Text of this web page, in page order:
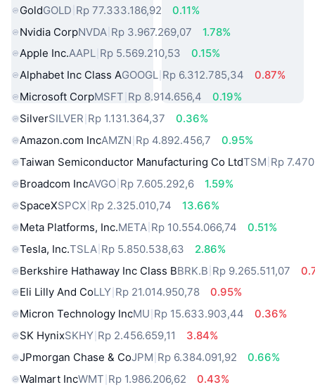
GoldGOLD Rp 77.333.186,92
0.11%
Nvidia CorpNVDA Rp 3.967.269,07
1.78%
Apple Inc.AAPL Rp 5.569.210,53
0.15%
Alphabet Inc Class AGOOGL Rp 6.312.785,34
0.87%
Microsoft CorpMSFT Rp 8.914.656,4
0.19%
SilverSILVER Rp 1.131.364,37
0.36%
Amazon.com IncAMZN Rp 4.892.456,7
0.95%
Taiwan Semiconductor Manufacturing Co LtdTSM Rp
Broadcom IncAVGO Rp 7.605.292,6
1.59%
SpaceXSPCX Rp 2.325.010,74
13.66%
Meta Platforms, Inc.META Rp 10.554.066,74
0.51%
Tesla, Inc.TSLA Rp 5.850.538,63
2.86%
Berkshire Hathaway Inc Class BBRK.B Rp 9.265.511,07
Eli Lilly And CoLLY Rp 21.014.950,78
0.95%
Micron Technology IncMU Rp 15.633.903,44
0.36%
SK HynixSKHY Rp 2.456.659,11
3.84%
JPmorgan Chase & CoJPM Rp 6.384.091,92
0.66%
Walmart IncWMT Rp 1.986.206,62 0.43%